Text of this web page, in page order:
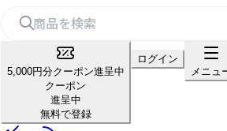
5,000円分クーポン進呈中
クーポン
進呈中
無料で登録
ログイン
メニュ